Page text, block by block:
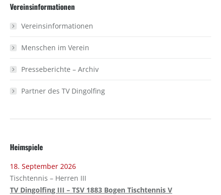
Vereinsinformationen
Vereinsinformationen
Menschen im Verein
Presseberichte – Archiv
Partner des TV Dingolfing
Heimspiele
18. September 2026
Tischtennis – Herren III
TV Dingolfing III – TSV 1883 Bogen Tischtennis V